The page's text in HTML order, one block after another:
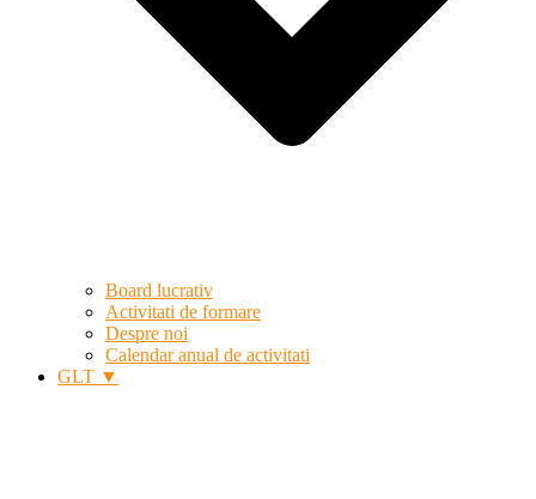
Board lucrativ
Activitati de formare
Despre noi
Calendar anual de activitati
GLT ▼